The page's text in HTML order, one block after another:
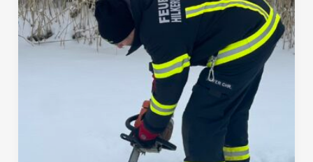
den
Ernstfall